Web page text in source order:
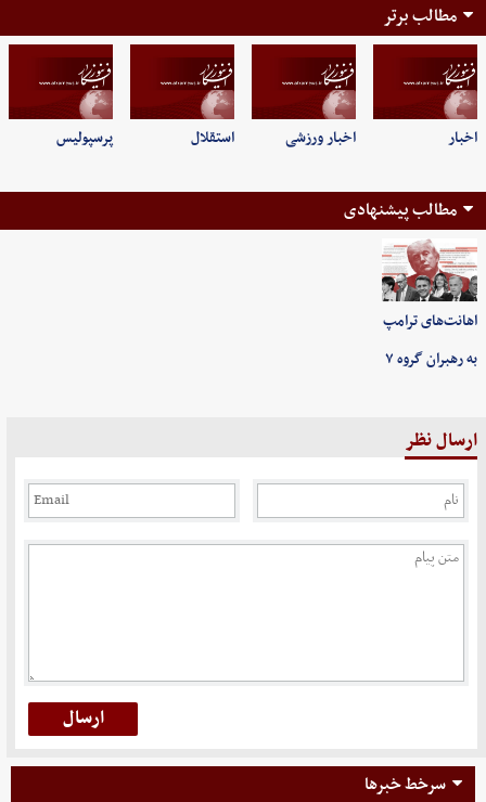
مطالب برتر
اخبار اخبار ورزشی استقلال پرسپولیس
مطالب پیشنهادی
اهانت‌های ترامپ
به رهبران گروه ۷
ارسال نظر
سرخط خبرها